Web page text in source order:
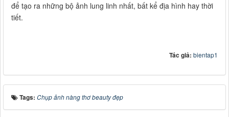
để tạo ra những bộ ảnh lung linh nhất, bất kể địa hình hay thời
tiết.
Tác giả: bientap1
Tags: Chụp ảnh nàng thơ beauty đẹp